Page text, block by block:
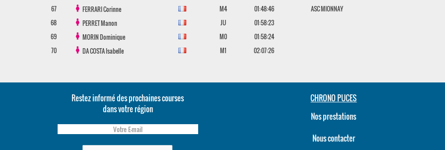
67
FERRARICorinne M4 01:48:46
ASC MIONNAY
68
PERRETManon JU
01:58:23
69
MORINDominique M0
01:58:24
70
DA COSTAIsabelle M1 02:07:26
Restez informé des prochaines courses
dans votre région
CHRONO PUCES
Nos prestations
Nous contacter